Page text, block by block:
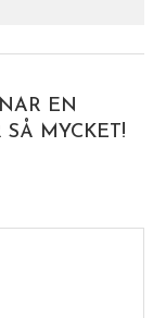
EN
MYCKET!